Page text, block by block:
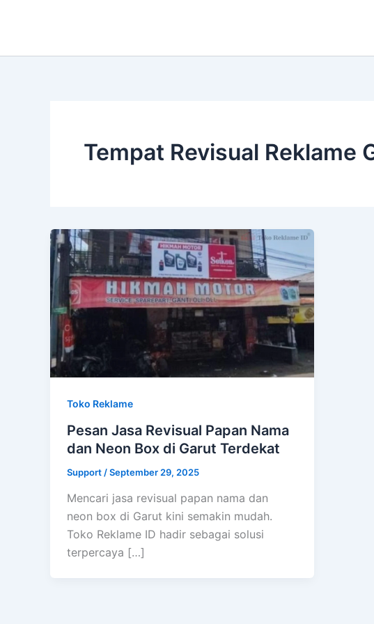
Tempat Revisual Reklame
Toko Reklame
Pesan Jasa Revisual Papan Nama
dan Neon Box di Garut Terdekat
Support /September 29, 2025
Mencari jasa revisual papan nama dan
neon box di Garut kini semakin mudah.
Toko Reklame ID hadir sebagai solusi
terpercaya […]